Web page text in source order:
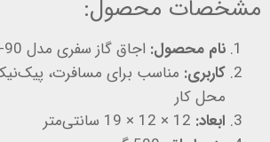
مشخصات محصول:
نام محصول: اجاق گاز سفری مدل K-90
کاربری: مناسب برای مسافرت،
محل کار
ابعاد: